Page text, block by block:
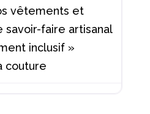
vêtements et
savoir-faire artisanal
inclusif »
couture